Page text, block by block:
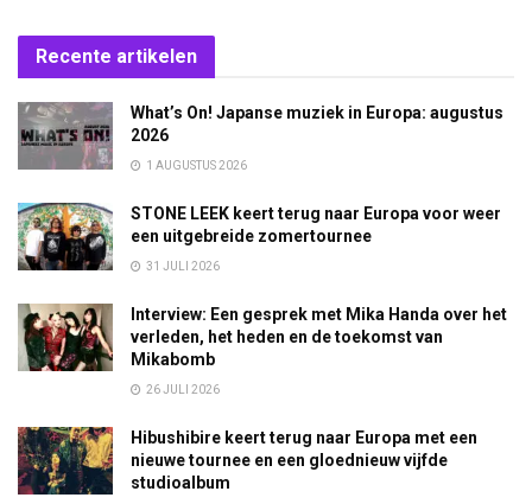
Recente artikelen
What’s On! Japanse muziek in Europa: augustus
2026
1 AUGUSTUS 2026
STONE LEEK keert terug naar Europa voor weer
een uitgebreide zomertournee
31 JULI 2026
Interview: Een gesprek met Mika Handa over het
verleden, het heden en de toekomst van
Mikabomb
26 JULI 2026
Hibushibire keert terug naar Europa met een
nieuwe tournee en een gloednieuw vijfde
studioalbum